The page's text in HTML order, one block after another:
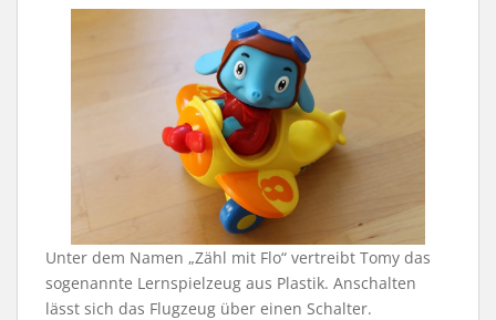
Unter dem Namen „Zähl mit Flo“ vertreibt Tomy das
sogenannte Lernspielzeug aus Plastik. Anschalten
lässt sich das Flugzeug über einen Schalter.